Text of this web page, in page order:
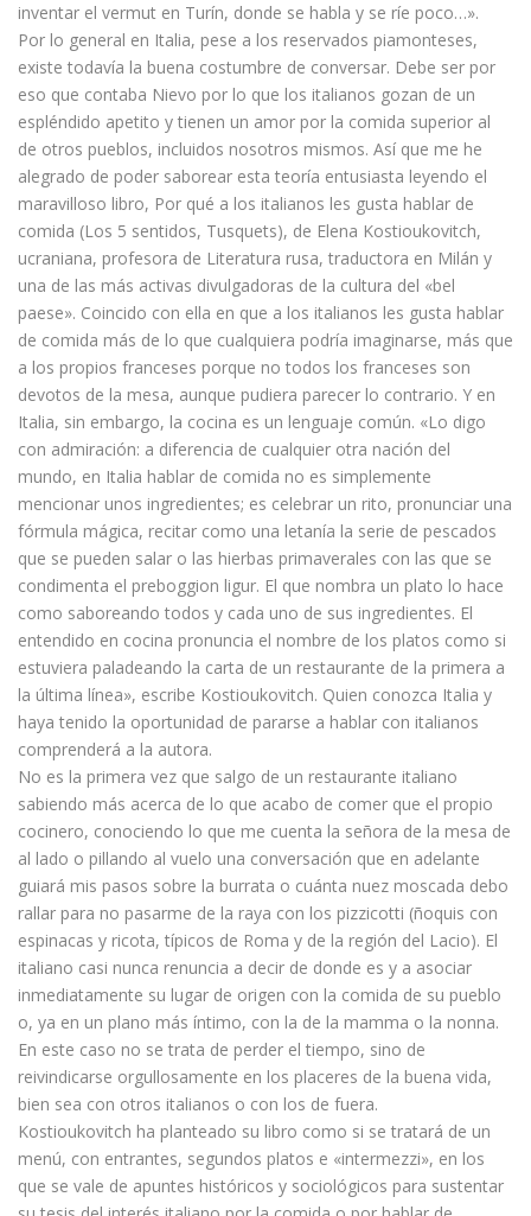
inventar el vermut en Turín, donde se habla y se ríe poco…».
Por lo general en Italia, pese a los reservados piamonteses,
existe todavía la buena costumbre de conversar. Debe ser por
eso que contaba Nievo por lo que los italianos gozan de un
espléndido apetito y tienen un amor por la comida superior al
de otros pueblos, incluidos nosotros mismos. Así que me he
alegrado de poder saborear esta teoría entusiasta leyendo el
maravilloso libro, Por qué a los italianos les gusta hablar de
comida (Los 5 sentidos, Tusquets), de Elena Kostioukovitch,
ucraniana, profesora de Literatura rusa, traductora en Milán y
una de las más activas divulgadoras de la cultura del «bel
paese». Coincido con ella en que a los italianos les gusta hablar
de comida más de lo que cualquiera podría imaginarse, más que
a los propios franceses porque no todos los franceses son
devotos de la mesa, aunque pudiera parecer lo contrario. Y en
Italia, sin embargo, la cocina es un lenguaje común. «Lo digo
con admiración: a diferencia de cualquier otra nación del
mundo, en Italia hablar de comida no es simplemente
mencionar unos ingredientes; es celebrar un rito, pronunciar una
fórmula mágica, recitar como una letanía la serie de pescados
que se pueden salar o las hierbas primaverales con las que se
condimenta el preboggion ligur. El que nombra un plato lo hace
como saboreando todos y cada uno de sus ingredientes. El
entendido en cocina pronuncia el nombre de los platos como si
estuviera paladeando la carta de un restaurante de la primera a
la última línea», escribe Kostioukovitch. Quien conozca Italia y
haya tenido la oportunidad de pararse a hablar con italianos
comprenderá a la autora.
No es la primera vez que salgo de un restaurante italiano
sabiendo más acerca de lo que acabo de comer que el propio
cocinero, conociendo lo que me cuenta la señora de la mesa de
al lado o pillando al vuelo una conversación que en adelante
guiará mis pasos sobre la burrata o cuánta nuez moscada debo
rallar para no pasarme de la raya con los pizzicotti (ñoquis con
espinacas y ricota, típicos de Roma y de la región del Lacio). El
italiano casi nunca renuncia a decir de donde es y a asociar
inmediatamente su lugar de origen con la comida de su pueblo
o, ya en un plano más íntimo, con la de la mamma o la nonna.
En este caso no se trata de perder el tiempo, sino de
reivindicarse orgullosamente en los placeres de la buena vida,
bien sea con otros italianos o con los de fuera.
Kostioukovitch ha planteado su libro como si se tratará de un
menú, con entrantes, segundos platos e «intermezzi», en los
que se vale de apuntes históricos y sociológicos para sustentar